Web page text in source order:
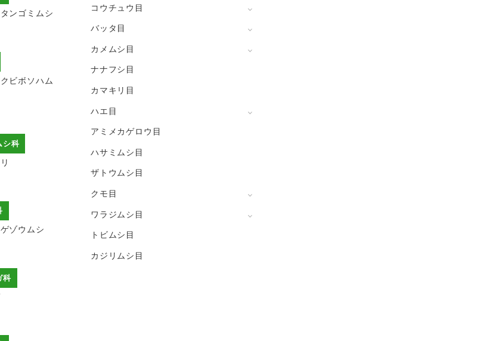
ンゴミムシ
ビボソハム
シ科
ゾウムシ
科
コウチュウ目
バッタ目
カメムシ目
ナナフシ目
カマキリ目
ハエ目
アミメカゲロウ目
ハサミムシ目
ザトウムシ目
クモ目
ワラジムシ目
トビムシ目
カジリムシ目